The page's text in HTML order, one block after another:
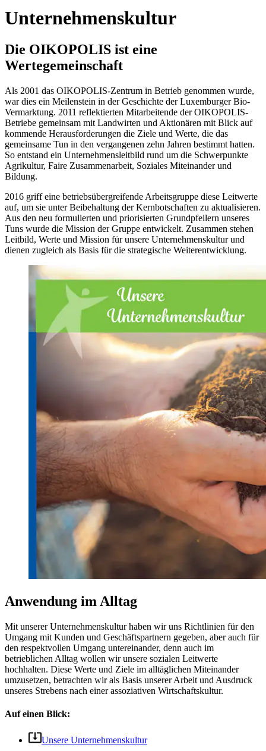
Unternehmenskultur
Die OIKOPOLIS ist eine
Wertegemeinschaft
Als 2001 das OIKOPOLIS-Zentrum in Betrieb genommen wurde,
war dies ein Meilenstein in der Geschichte der Luxemburger Bio-
Vermarktung. 2011 reflektierten Mitarbeitende der OIKOPOLIS-
Betriebe gemeinsam mit Landwirten und Aktionären mit Blick auf
kommende Herausforderungen die Ziele und Werte, die das
gemeinsame Tun in den vergangenen zehn Jahren bestimmt hatten.
So entstand ein Unternehmensleitbild rund um die Schwerpunkte
Agrikultur, Faire Zusammenarbeit, Soziales Miteinander und
Bildung.
2016 griff eine betriebsübergreifende Arbeitsgruppe diese Leitwerte
auf, um sie unter Beibehaltung der Kernbotschaften zu aktualisieren.
Aus den neu formulierten und priorisierten Grundpfeilern unseres
Tuns wurde die Mission der Gruppe entwickelt. Zusammen stehen
Leitbild, Werte und Mission für unsere Unternehmenskultur und
dienen zugleich als Basis für die strategische Weiterentwicklung.
Anwendung im Alltag
Mit unserer Unternehmenskultur haben wir uns Richtlinien für den
Umgang mit Kunden und Geschäftspartnern gegeben, aber auch für
den respektvollen Umgang untereinander, denn auch im
betrieblichen Alltag wollen wir unsere sozialen Leitwerte
hochhalten. Diese Werte und Ziele im alltäglichen Miteinander
umzusetzen, betrachten wir als Basis unserer Arbeit und Ausdruck
unseres Strebens nach einer assoziativen Wirtschaftskultur.
Auf einen Blick:
Unsere Unternehmenskultur